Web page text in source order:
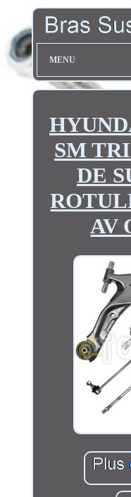
MENU
SM
DE
AV